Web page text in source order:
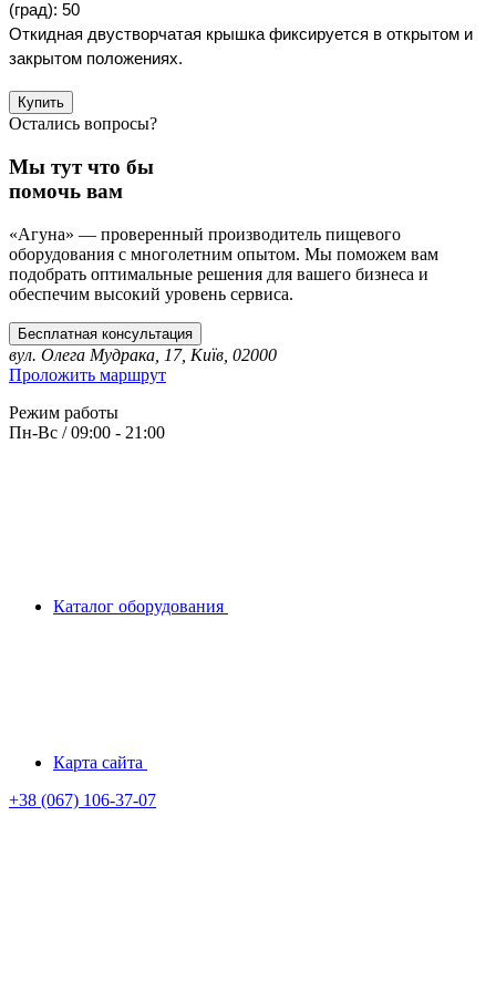
(град): 50
Откидная двустворчатая крышка фиксируется в открытом и
закрытом положениях.
Купить
Остались вопросы?
Мы тут что бы
помочь вам
«Агуна» — проверенный производитель пищевого
оборудования с многолетним опытом. Мы поможем вам
подобрать оптимальные решения для вашего бизнеса и
обеспечим высокий уровень сервиса.
Бесплатная консультация
вул. Олега Мудрака, 17, Київ, 02000
Проложить маршрут
Режим работы
Пн-Вс / 09:00 - 21:00
Каталог оборудования
Карта сайта
+38 (067) 106-37-07